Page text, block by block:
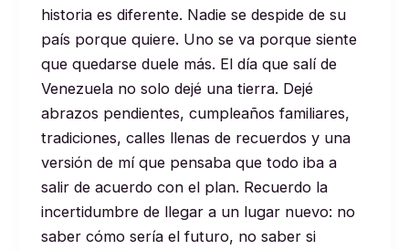
historia es diferente. Nadie se despide de su
país porque quiere. Uno se va porque siente
que quedarse duele más. El día que salí de
Venezuela no solo dejé una tierra. Dejé
abrazos pendientes, cumpleaños familiares,
tradiciones, calles llenas de recuerdos y una
versión de mí que pensaba que todo iba a
salir de acuerdo con el plan. Recuerdo la
incertidumbre de llegar a un lugar nuevo: no
saber cómo sería el futuro, no saber si